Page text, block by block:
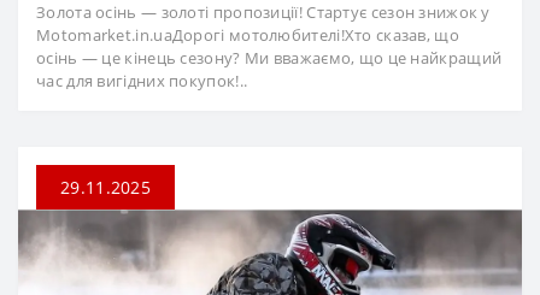
Золота осінь — золоті пропозиції! Стартує сезон знижок у
Motomarket.in.uaДорогі мотолюбителі!Хто сказав, що
осінь — це кінець сезону? Ми вважаємо, що це найкращий
час для вигідних покупок!..
29.11.2025